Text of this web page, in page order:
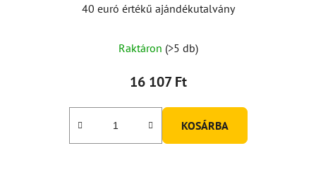
40 euró értékű ajándékutalvány
Raktáron (>5 db)
16 107 Ft
KOSÁRBA